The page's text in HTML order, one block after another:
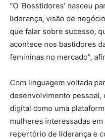
“O ‘Bosstidores’ nasceu
liderança, visão de
que falar sobre sucesso,
acontece nos bastidores
femininas no mercado”,
Com linguagem voltada
desenvolvimento pessoal,
digital como uma
mulheres interessadas
repertório de liderança e